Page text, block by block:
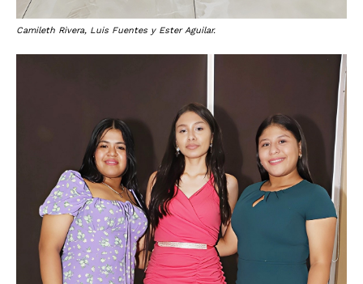
Camileth Rivera, Luis Fuentes y Ester Aguilar.